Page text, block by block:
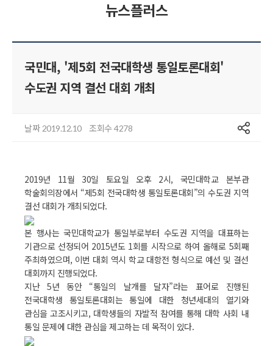
뉴스플러스
국민대, '제5회 전국대학생 통일토론대회'
수도권 지역 결선 대회 개최
날짜 2019.12.10 조회수 4278 공유
2019년 11월 30일 토요일 오후 2시, 국민대학교 본부관
학술회의장에서 “제5회 전국대학생 통일토론대회”의 수도권 지역
결선 대회가 개최되었다.
본 행사는 국민대학교가 통일부로부터 수도권 지역을 대표하는
기관으로 선정되어 2015년도 1회를 시작으로 하여 올해로 5회째
주최하였으며, 이번 대회 역시 학교 대항전 형식으로 예선 및 결선
대회까지 진행되었다.
지난 5년 동안 “통일의 날개를 달자”라는 표어로 진행된
전국대학생 통일토론대회는 통일에 대한 청년세대의 열기와
관심을 고조시키고, 대학생들의 자발적 참여를 통해 대학 사회 내
통일 문제에 대한 관심을 제고하는 데 목적이 있다.